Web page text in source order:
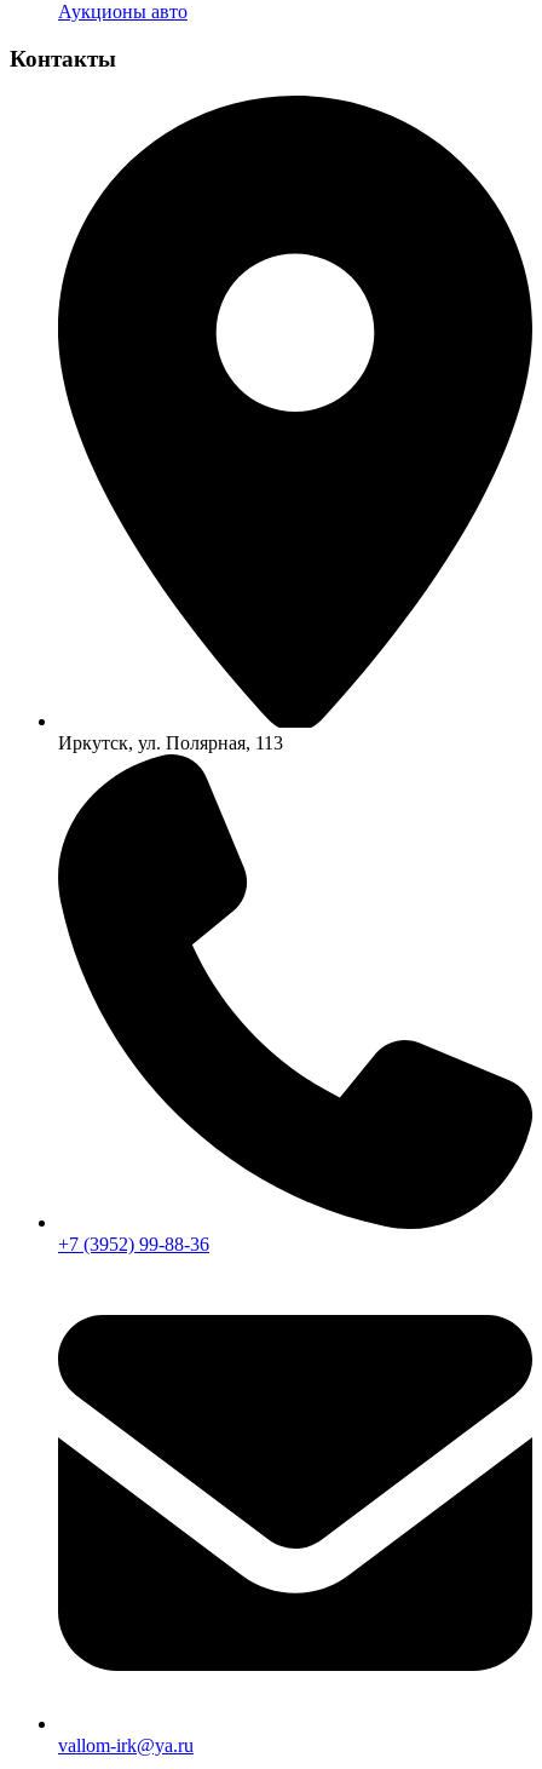
Аукционы авто
Контакты
Иркутск, ул. Полярная, 113
+7 (3952) 99-88-36
vallom-irk@ya.ru